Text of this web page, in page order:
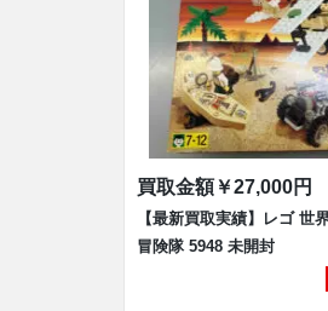
買取金額￥27,000円
【最新買取実績】レゴ 世
冒険隊 5948 未開封